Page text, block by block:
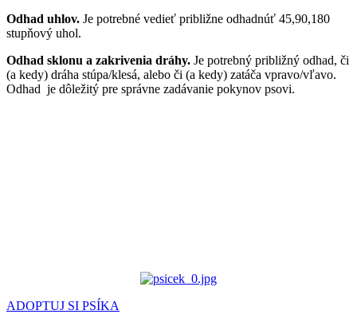
Odhad uhlov. Je potrebné vedieť približne odhadnúť 45,90,180
stupňový uhol.
Odhad sklonu a zakrivenia dráhy. Je potrebný približný odhad, či
(a kedy) dráha stúpa/klesá, alebo či (a kedy) zatáča vpravo/vľavo.
Odhad je dôležitý pre správne zadávanie pokynov psovi.
ADOPTUJ SI PSÍKA